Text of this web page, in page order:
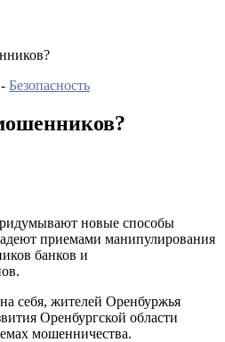
Безопасность
новые способы
приемами манипулирования
банков и
себя, жителей Оренбуржья
Оренбургской области
мошенничества.